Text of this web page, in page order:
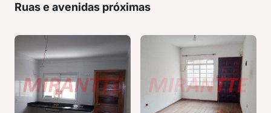
Ruas e avenidas próximas